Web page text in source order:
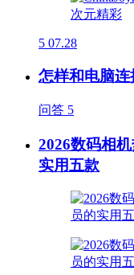
5 07.28
怎样和电脑连
问答 5
2026数码相
实用五款